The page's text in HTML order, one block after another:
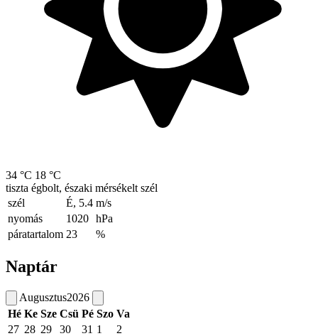
34 °C 18 °C
tiszta égbolt, északi mérsékelt szél
szél
É, 5.4 m/s
nyomás
1020 hPa
páratartalom 23 %
Naptár
Augusztus2026
Hé Ke Sze Csü Pé Szo Va
27 28 29 30 31 1
2